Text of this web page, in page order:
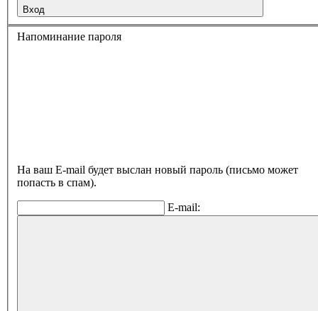
Вход
Напоминание пароля
На ваш E-mail будет выслан новый пароль (письмо может
попасть в спам).
E-mail: